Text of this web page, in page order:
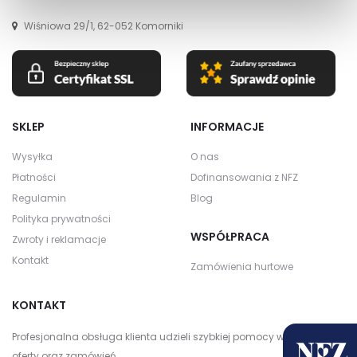
Wiśniowa 29/1, 62-052 Komorniki
SKLEP
Wysyłka
Płatności
Regulamin
Polityka prywatności
Zwroty i reklamacje
Kontakt
INFORMACJE
O nas
Dofinansowania z NFZ
Blog
WSPÓŁPRACA
Zamówienia hurtowe
KONTAKT
Profesjonalna obsługa klienta udzieli szybkiej pomocy w zakresie